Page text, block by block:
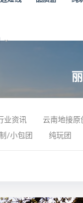
业资讯 云南地接原
/小包团 纯玩团